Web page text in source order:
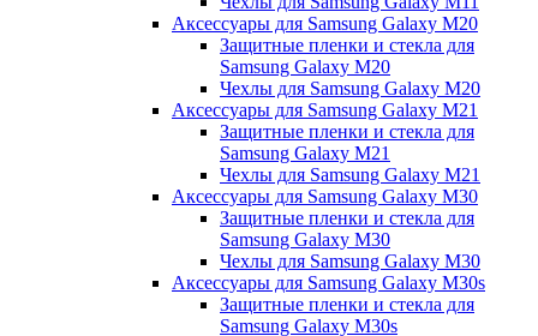
Аксессуары для Samsung Galaxy M20
Защитные пленки и стекла для
Samsung Galaxy M20
Чехлы для Samsung Galaxy M20
Аксессуары для Samsung Galaxy M21
Защитные пленки и стекла для
Samsung Galaxy M21
Чехлы для Samsung Galaxy M21
Аксессуары для Samsung Galaxy M30
Защитные пленки и стекла для
Samsung Galaxy M30
Чехлы для Samsung Galaxy M30
Аксессуары для Samsung Galaxy M30s
Защитные пленки и стекла для
Samsung Galaxy M30s